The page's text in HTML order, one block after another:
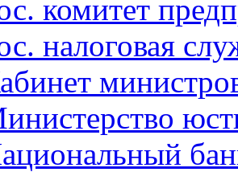
комитет
налоговая